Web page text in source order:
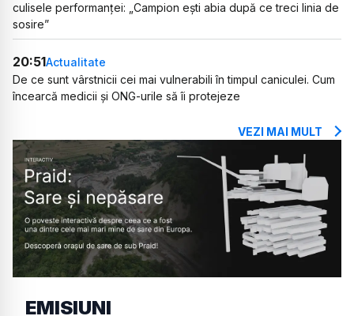
culisele performanței: „Campion ești abia după ce treci linia de
sosire”
20:51Actualitate
De ce sunt vârstnicii cei mai vulnerabili în timpul caniculei. Cum
încearcă medicii și ONG-urile să îi protejeze
VEZI MAI MULT
EMISIUNI